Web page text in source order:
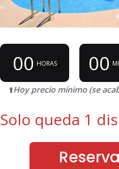
00 HORAS 00
⬆️Hoy precio mínimo (se
Solo queda 1